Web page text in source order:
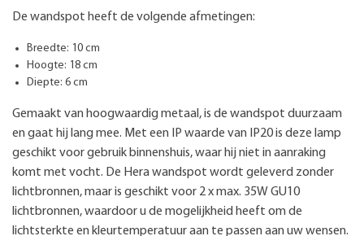
De wandspot heeft de volgende afmetingen:
Breedte: 10 cm
Hoogte: 18 cm
Diepte: 6 cm
Gemaakt van hoogwaardig metaal, is de wandspot duurzaam
en gaat hij lang mee. Met een IP waarde van IP20 is deze lamp
geschikt voor gebruik binnenshuis, waar hij niet in aanraking
komt met vocht. De Hera wandspot wordt geleverd zonder
lichtbronnen, maar is geschikt voor 2 x max. 35W GU10
lichtbronnen, waardoor u de mogelijkheid heeft om de
lichtsterkte en kleurtemperatuur aan te passen aan uw wensen.